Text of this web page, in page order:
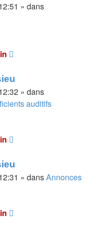
» dans
» dans
auditifs
» dansAnnonces